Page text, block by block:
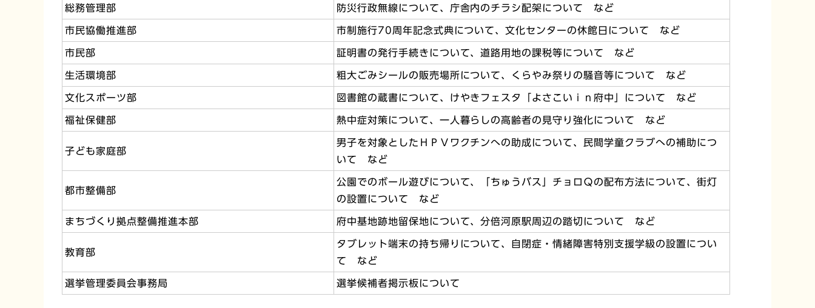
総務管理部 防災行政無線について、庁舎内のチラシ配架について など
市民協働推進部 市制施行70周年記念式典について、文化センターの休館日について など
市民部 証明書の発行手続きについて、道路用地の課税等について など
生活環境部 粗大ごみシールの販売場所について、くらやみ祭りの騒音等について など
文化スポーツ部 図書館の蔵書について、けやきフェスタ「よさこいｉｎ府中」について など
福祉保健部 熱中症対策について、一人暮らしの高齢者の見守り強化について など
子ども家庭部
男子を対象としたＨＰＶワクチンへの助成について、民間学童クラブへの補助につ
いて など
都市整備部
公園でのボール遊びについて、「ちゅうバス」チョロＱの配布方法について、街灯
の設置について など
まちづくり拠点整備推進本部 府中基地跡地留保地について、分倍河原駅周辺の踏切について など
教育部
タブレット端末の持ち帰りについて、自閉症・情緒障害特別支援学級の設置につい
て など
選挙管理委員会事務局 選挙候補者掲示板について